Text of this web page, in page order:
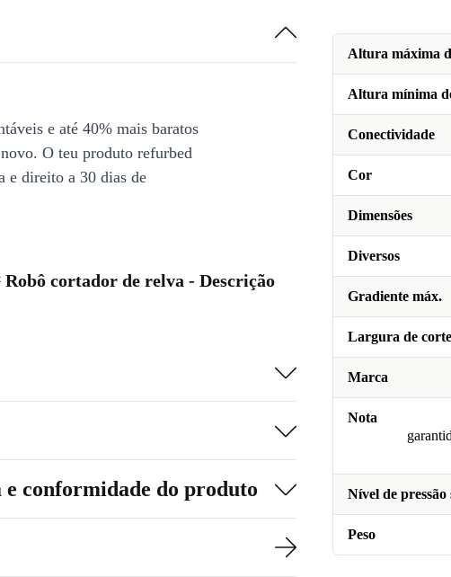
Altura máxima
Altura mínima
Conectividade
Cor
Dimensões
Diversos
Gradiente máx.
Largura de corte
Marca
Nota
Nível de pressão
Peso
e até 40% mais baratos
O teu produto refurbed
e direito a 30 dias de
Robô cortador de relva - Descrição
e conformidade do produto